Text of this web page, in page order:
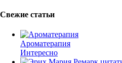
Свежие статьи
Ароматерапия
Интересно